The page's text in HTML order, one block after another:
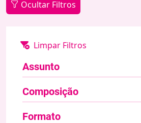
Ocultar Filtros
Assunto
Composição
Formato